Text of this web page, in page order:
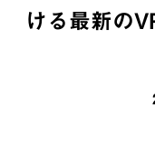
ける最新の